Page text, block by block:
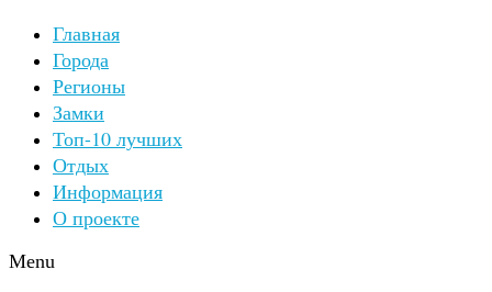
Главная
Города
Регионы
Замки
Топ-10 лучших
Отдых
Информация
О проекте
Menu